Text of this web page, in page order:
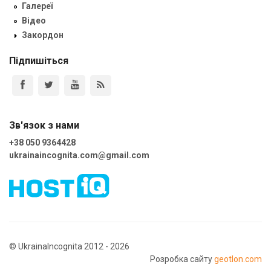
Галереї
Відео
Закордон
Підпишіться
Зв'язок з нами
+38 050 9364428
ukrainaincognita.com@gmail.com
© UkrainaIncognita 2012 - 2026
Розробка сайтуgeotlon.com